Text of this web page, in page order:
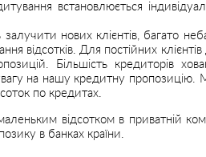
встановлюється
нових клієнтів, багато
відсотків. Для постійних
Більшість кредиторів
на нашу кредитну пропозицію.
по кредитах.
відсотком в приватній
в банках країни.